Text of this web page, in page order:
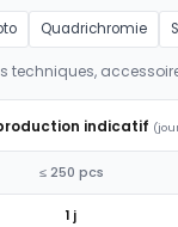
Quadrichromie
techniques,
indicatif
≤ 250 pcs
1 j